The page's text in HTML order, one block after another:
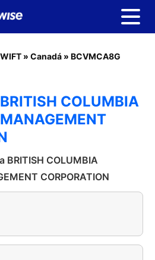
» Canadá » BCVMCA8G
COLUMBIA
BRITISH COLUMBIA
CORPORATION